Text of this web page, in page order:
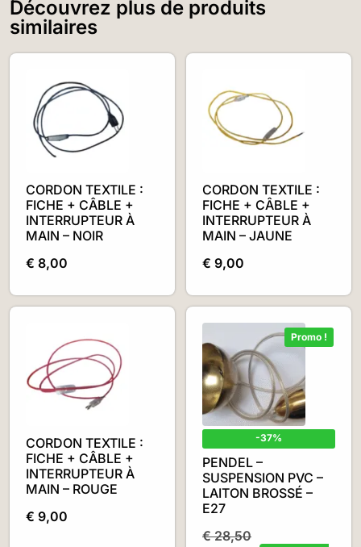
Découvrez plus de produits
similaires
CORDON TEXTILE :
FICHE + CÂBLE +
INTERRUPTEUR À
MAIN – NOIR
€ 8,00
CORDON TEXTILE :
FICHE + CÂBLE +
INTERRUPTEUR À
MAIN – JAUNE
€ 9,00
CORDON TEXTILE :
FICHE + CÂBLE +
INTERRUPTEUR À
MAIN – ROUGE
€ 9,00
Promo !
-37%
PENDEL –
SUSPENSION PVC –
LAITON BROSSÉ –
E27
€28,50